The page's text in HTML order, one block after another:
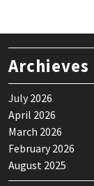
Archieves
July 2026
April 2026
March 2026
February 2026
August 2025